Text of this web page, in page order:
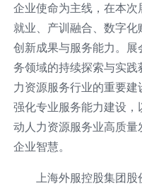
企业使命为主线，在本
就业、产训融合、数字
创新成果与服务能力。
务领域的持续探索与实
力资源服务行业的重要
强化专业服务能力建设
动人力资源服务业高质
企业智慧。
上海外服控股集团股